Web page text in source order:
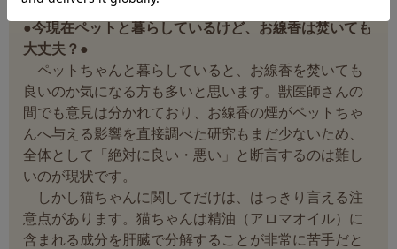
●今現在ペットと暮らしているけど、お線香は焚いても
大丈夫？●
ペットちゃんと暮らしていると、お線香を焚いても
良いのか気になる方も多いと思います。獣医師さんの
間でも意見は分かれており、お線香の煙がペットちゃ
んへ与える影響を直接調べた研究もまだ少ないため、
全体として「絶対に良い・悪い」と断言するのは難し
いのが現状です。
しかし猫ちゃんに関してだけは、はっきり言える注
意点があります。猫ちゃんは精油（アロマオイル）に
含まれる成分を肝臓で分解することが非常に苦手だと